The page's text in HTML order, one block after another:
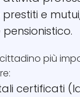
e
cittadino più
certificati